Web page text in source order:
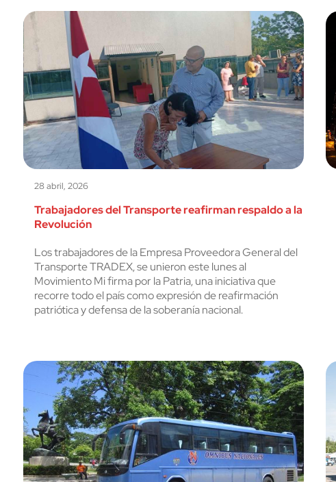
28 abril, 2026
Trabajadores del Transporte reafirman respaldo a la
Revolución
Los trabajadores de la Empresa Proveedora General del
Transporte TRADEX, se unieron este lunes al
Movimiento Mi firma por la Patria, una iniciativa que
recorre todo el país como expresión de reafirmación
patriótica y defensa de la soberanía nacional.